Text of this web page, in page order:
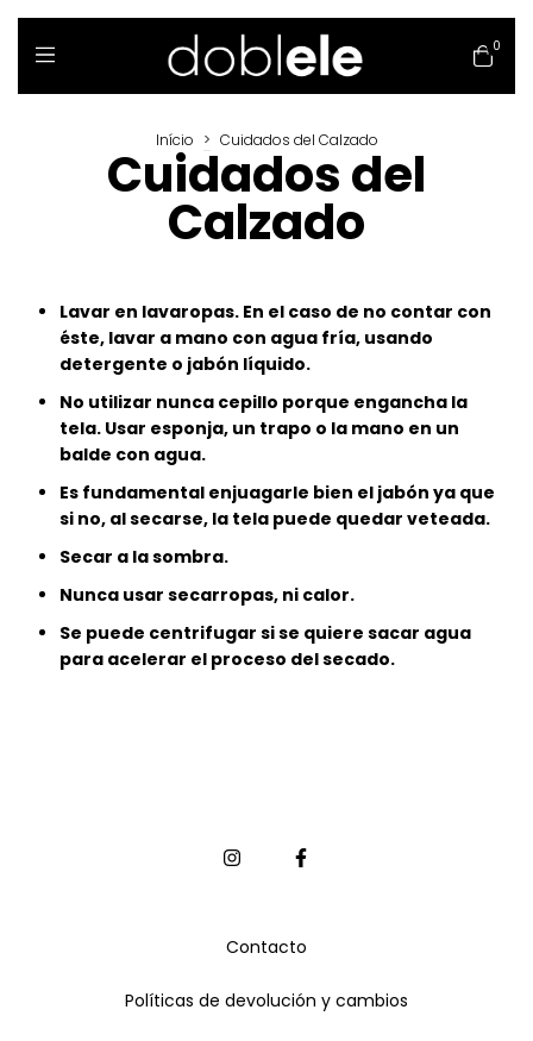
0
Início > Cuidados del Calzado
Cuidados del
Calzado
Lavar en lavaropas. En el caso de no contar con
éste, lavar a mano con agua fría, usando
detergente o jabón líquido.
No utilizar nunca cepillo porque engancha la
tela. Usar esponja, un trapo o la mano en un
balde con agua.
Es fundamental enjuagarle bien el jabón ya que
si no, al secarse, la tela puede quedar veteada.
Secar a la sombra.
Nunca usar secarropas, ni calor.
Se puede centrifugar si se quiere sacar agua
para acelerar el proceso del secado.
Contacto
Políticas de devolución y cambios